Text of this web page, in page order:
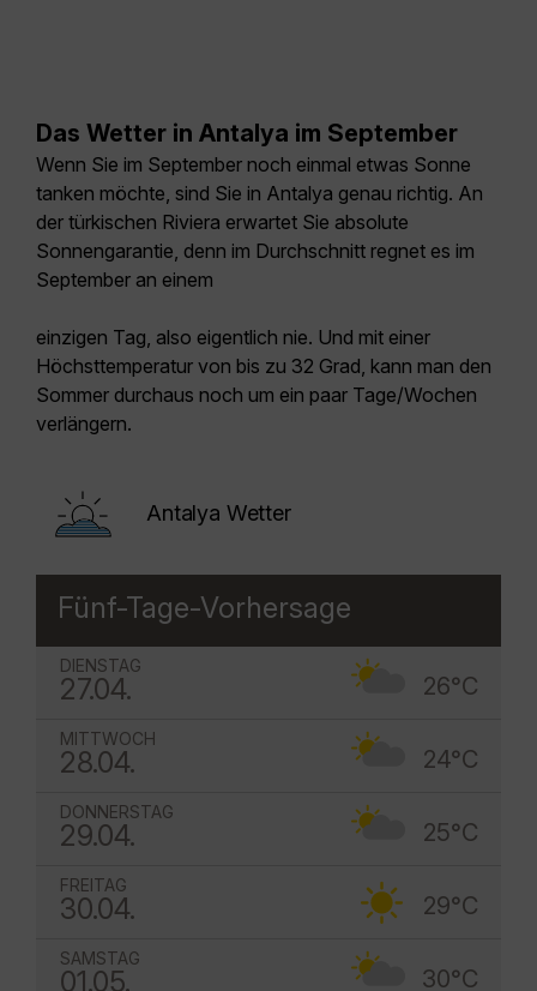
Das Wetter in Antalya im September
Wenn Sie im September noch einmal etwas Sonne
tanken möchte, sind Sie in Antalya genau richtig. An
der türkischen Riviera erwartet Sie absolute
Sonnengarantie, denn im Durchschnitt regnet es im
September an einem
einzigen Tag, also eigentlich nie. Und mit einer
Höchsttemperatur von bis zu 32 Grad, kann man den
Sommer durchaus noch um ein paar Tage/Wochen
verlängern.
Antalya Wetter
Fünf-Tage-Vorhersage
DIENSTAG
27.04. 26°C
MITTWOCH
28.04. 24°C
DONNERSTAG
29.04. 25°C
FREITAG
30.04. 29°C
SAMSTAG
01.05. 30°C